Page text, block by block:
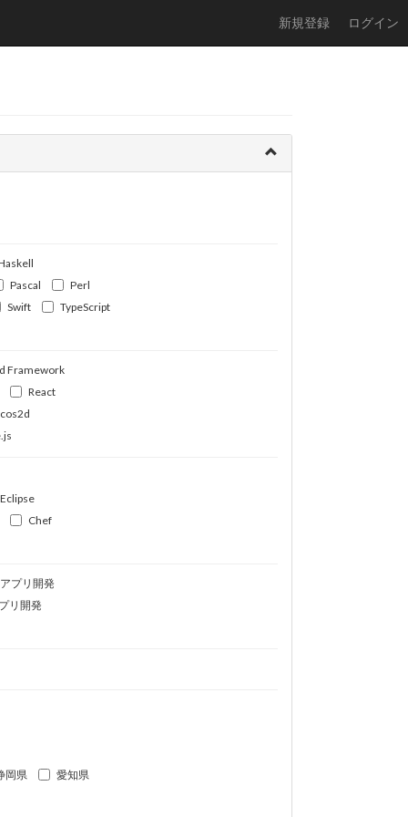
新規登録 ログイン
Pascal
Perl
Swift
TypeScript
Framework
React
Eclipse
Chef
プリ開発
リ開発
岡県
愛知県